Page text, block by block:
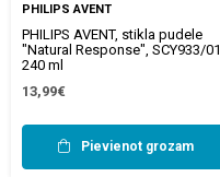
PHILIPS AVENT
PHILIPS AVENT, stikla pudele
"Natural Response", SCY933/01,
240 ml
13,99€
Pievienot grozam